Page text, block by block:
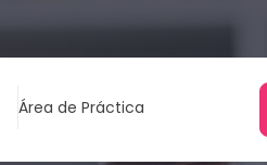
Área de Práctica